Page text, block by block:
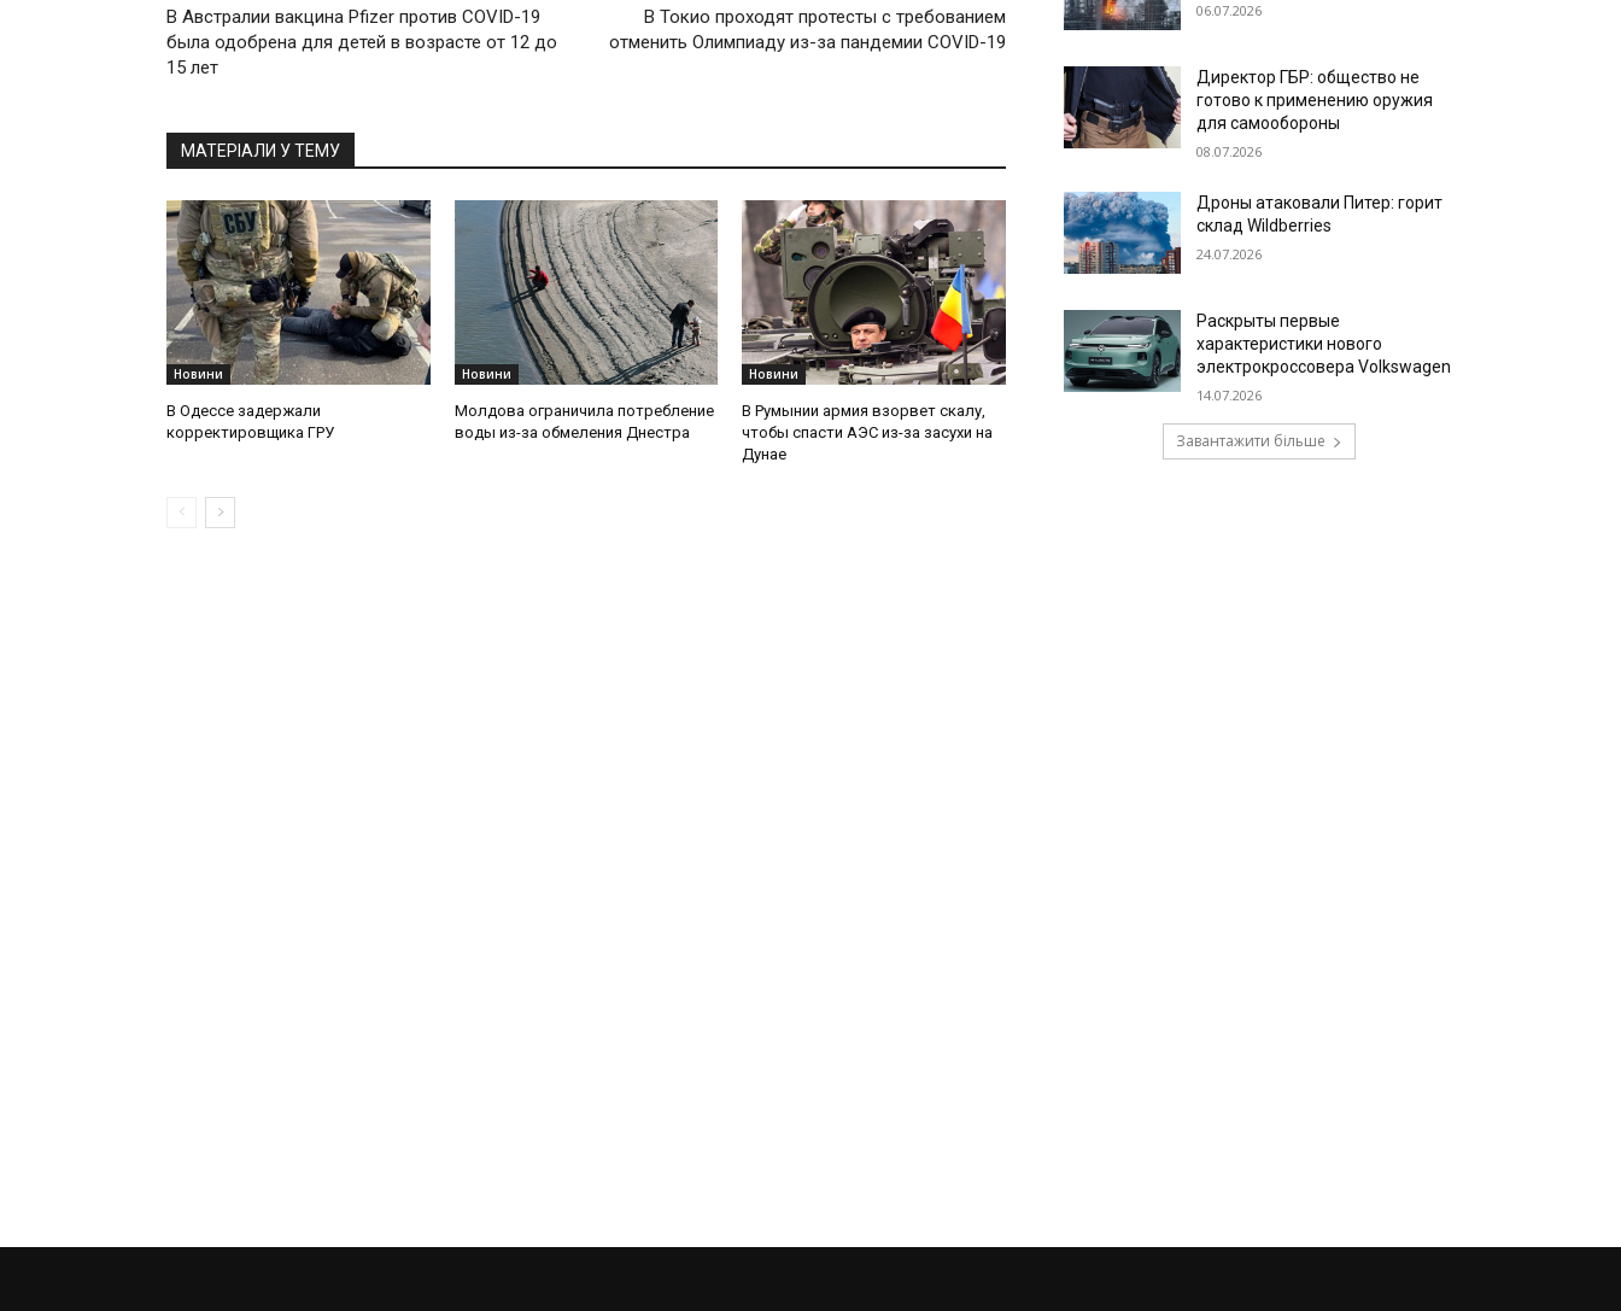
В Австралии вакцина Pfizer против COVID-19
была одобрена для детей в возрасте от 12 до
15 лет
В Токио проходят протесты с требованием
отменить Олимпиаду из-за пандемии COVID-19
МАТЕРІАЛИ У ТЕМУ
Новини
В Одессе задержали
корректировщика ГРУ
Новини
Молдова ограничила потребление
воды из-за обмеления Днестра
Новини
В Румынии армия взорвет скалу,
чтобы спасти АЭС из-за засухи на
Дунае
06.07.2026
Директор ГБР: общество не
готово к применению оружия
для самообороны
08.07.2026
Дроны атаковали Питер: горит
склад Wildberries
24.07.2026
Раскрыты первые
характеристики нового
электрокроссовера Volkswagen
14.07.2026
Завантажити більше